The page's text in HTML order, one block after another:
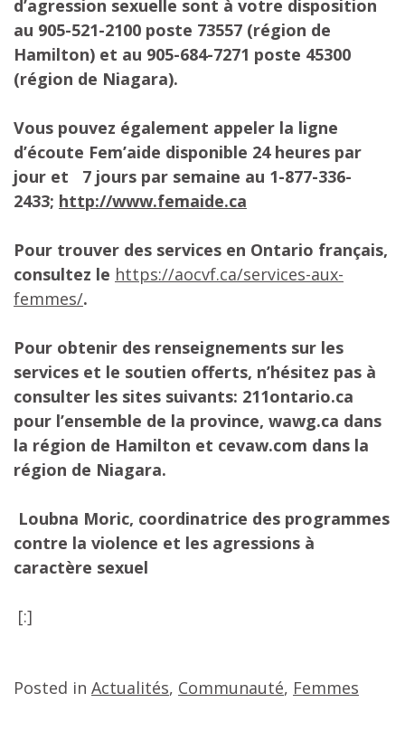
d’agression sexuelle sont à votre disposition
au 905-521-2100 poste 73557 (région de
Hamilton) et au 905-684-7271 poste 45300
(région de Niagara).
Vous pouvez également appeler la ligne
d’écoute Fem’aide disponible 24 heures par
jour et 7 jours par semaine au 1-877-336-
2433; http://www.femaide.ca
Pour trouver des services en Ontario français,
consultez le https://aocvf.ca/services-aux-
femmes/.
Pour obtenir des renseignements sur les
services et le soutien offerts, n’hésitez pas à
consulter les sites suivants: 211ontario.ca
pour l’ensemble de la province, wawg.ca dans
la région de Hamilton et cevaw.com dans la
région de Niagara.
Loubna Moric, coordinatrice des programmes
contre la violence et les agressions à
caractère sexuel
[:]
Posted in Actualités, Communauté, Femmes